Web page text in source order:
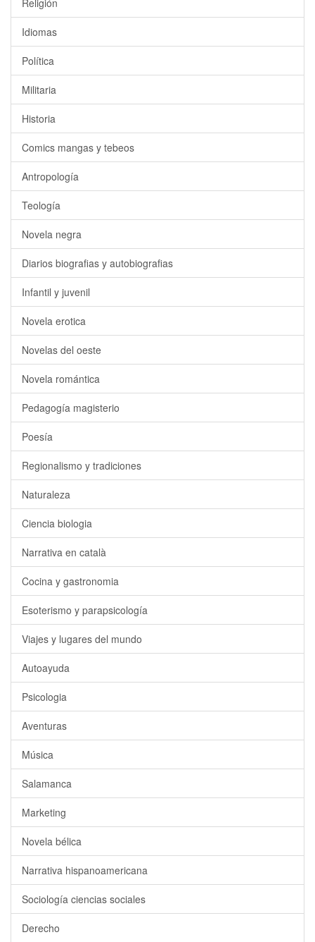
Religión
Idiomas
Política
Militaria
Historia
Comics mangas y tebeos
Antropología
Teología
Novela negra
Diarios biografias y autobiografias
Infantil y juvenil
Novela erotica
Novelas del oeste
Novela romántica
Pedagogía magisterio
Poesía
Regionalismo y tradiciones
Naturaleza
Ciencia biologia
Narrativa en català
Cocina y gastronomia
Esoterismo y parapsicología
Viajes y lugares del mundo
Autoayuda
Psicologia
Aventuras
Música
Salamanca
Marketing
Novela bélica
Narrativa hispanoamericana
Sociología ciencias sociales
Derecho